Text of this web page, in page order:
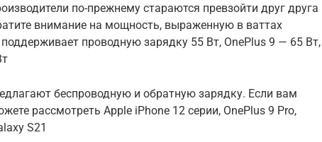
по-прежнему стараются превзойти друг друга
внимание на мощность, выраженную в ваттах
проводную зарядку 55 Вт, OnePlus 9 — 65 Вт,
беспроводную и обратную зарядку. Если вам
рассмотреть Apple iPhone 12 серии, OnePlus 9 Pro,
S21